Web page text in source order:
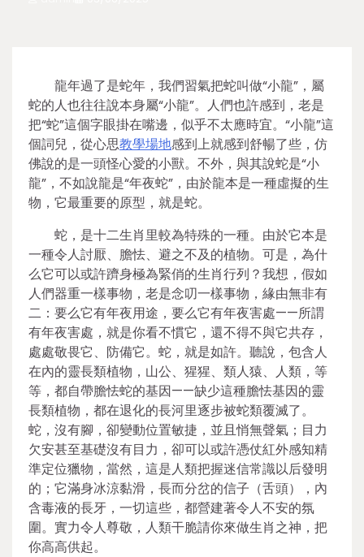
龍年過了是蛇年，我們習氣把蛇叫做“小龍”，屬
蛇的人也往往說本身屬“小龍”。人們也許感到，老是
把“蛇”這個字眼掛在嘴邊，似乎不太應時宜。“小龍”這
個詞兒，從心思教學場地感到上就感到舒暢了些，仿
佛說的是一頭怪心愛的小獸。不外，與其說蛇是“小
龍”，不如說龍是“年夜蛇”，由於龍本是一種虛擬的生
物，它最重要的原型，就是蛇。
蛇，是十二生肖里較為特殊的一種。由於它本是
一種令人討厭、膽怯、避之不及的植物。可是，為什
么它可以或許躋身極為緊俏的生肖行列？我想，假如
人們器重一樣事物，老是念叨一樣事物，緣由無非有
二：要么它有年夜用途，要么它有年夜害處——所謂
有年夜害處，就是你看不慣它，還不得不與它共存，
處處敬畏它、防備它。蛇，就是如許。聽說，包含人
在內的靈長類植物，山公、猩猩、類人猿、人類，等
等，都自帶膽怯蛇的基因——缺少這種膽怯基因的靈
長類植物，都在退化的長河里逐步被蛇類覆滅了。
蛇，沒有腳，卻變動位置敏捷，並且悄無聲氣；目力
欠安甚至基礎沒有目力，卻可以或許憑仗紅外感知精
準定位獵物，當然，這是人類把握迷信常識以后發明
的；它滿身冰涼黏滑，長而分岔的信子（舌頭），內
含毒液的長牙，一切這些，都營建著令人不安的氛
圍。實力令人尊敬，人類干脆請你來做生肖之神，把
你高高供起。